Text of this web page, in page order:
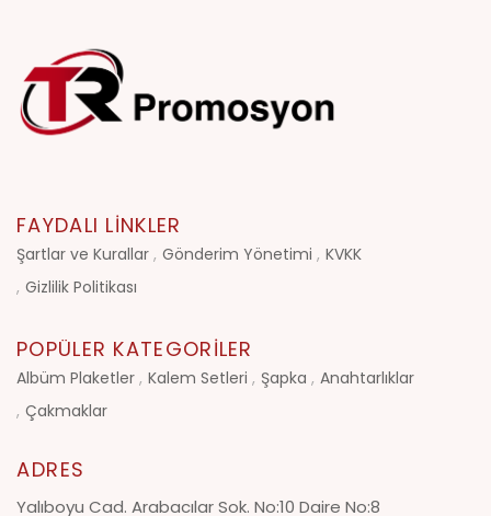
FAYDALI LINKLER
Şartlar ve Kurallar Gönderim Yönetimi
KVKK
Gizlilik Politikası
POPÜLER KATEGORILER
Albüm Plaketler Kalem Setleri Şapka
Anahtarlıklar
Çakmaklar
ADRES
Yalıboyu Cad. Arabacılar Sok. No:10 Daire No:8